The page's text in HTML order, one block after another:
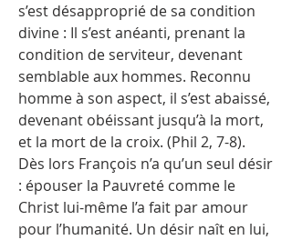
s’est désapproprié de sa condition
divine : Il s’est anéanti, prenant la
condition de serviteur, devenant
semblable aux hommes. Reconnu
homme à son aspect, il s’est abaissé,
devenant obéissant jusqu’à la mort,
et la mort de la croix. (Phil 2, 7-8).
Dès lors François n’a qu’un seul désir
: épouser la Pauvreté comme le
Christ lui-même l’a fait par amour
pour l’humanité. Un désir naît en lui,